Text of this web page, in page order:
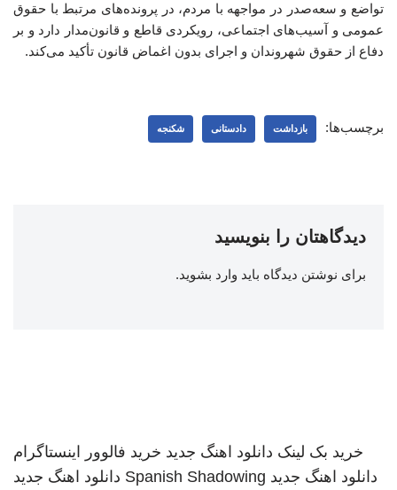
تواضع و سعه‌صدر در مواجهه با مردم، در پرونده‌های مرتبط با حقوق
عمومی و آسیب‌های اجتماعی، رویکردی قاطع و قانون‌مدار دارد و بر
دفاع از حقوق شهروندان و اجرای بدون اغماض قانون تأکید می‌کند.
برچسب‌ها: بازداشت دادستانی شکنجه
دیدگاهتان را بنویسید
برای نوشتن دیدگاه باید وارد بشوید.
خرید بک لینک دانلود اهنگ جدید خرید فالوور اینستاگرام
دانلود اهنگ جدید Spanish Shadowing دانلود اهنگ جدید